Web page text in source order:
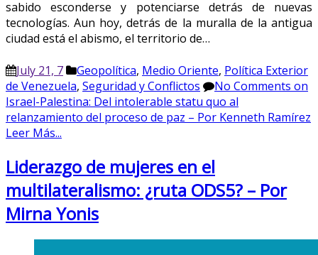
sabido esconderse y potenciarse detrás de nuevas
tecnologías. Aun hoy, detrás de la muralla de la antigua
ciudad está el abismo, el territorio de…
July 21, 7 Geopolítica, Medio Oriente, Política Exterior
de Venezuela, Seguridad y Conflictos No Comments on
Israel-Palestina: Del intolerable statu quo al
relanzamiento del proceso de paz – Por Kenneth Ramírez
Leer Más...
Liderazgo de mujeres en el
multilateralismo: ¿ruta ODS5? – Por
Mirna Yonis